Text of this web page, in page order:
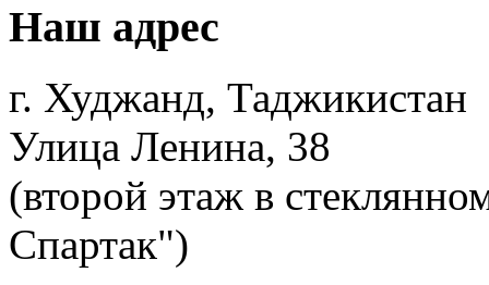
Наш адрес
г. Худжанд, Таджикистан
Улица Ленина, 38
(второй этаж в
Спартак")